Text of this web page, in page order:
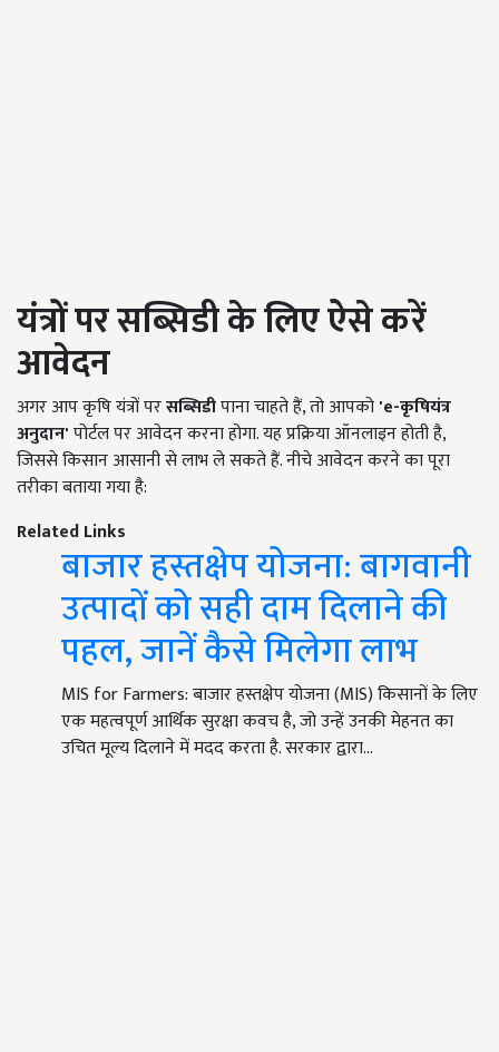
यंत्रों पर सब्सिडी के लिए ऐसे करें
आवेदन
अगर आप कृषि यंत्रों परसब्सिडीपाना चाहते हैं, तो आपको'e-कृषियंत्र
अनुदान'पोर्टल पर आवेदन करना होगा. यह प्रक्रिया ऑनलाइन होती है,
जिससे किसान आसानी से लाभ ले सकते हैं. नीचे आवेदन करने का पूरा
तरीका बताया गया है:
Related Links
बाजार हस्तक्षेप योजना: बागवानी
उत्पादों को सही दाम दिलाने की
पहल, जानें कैसे मिलेगा लाभ
MIS for Farmers: बाजार हस्तक्षेप योजना (MIS) किसानों के लिए
एक महत्वपूर्ण आर्थिक सुरक्षा कवच है, जो उन्हें उनकी मेहनत का
उचित मूल्य दिलाने में मदद करता है. सरकार द्वारा…